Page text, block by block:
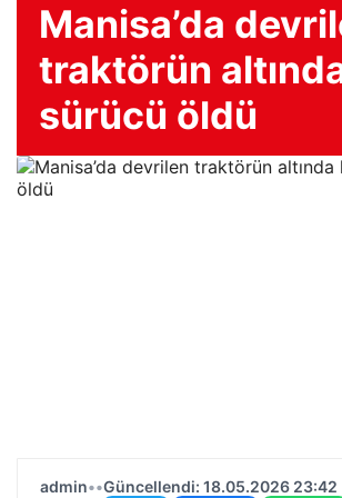
Manisa’da
traktörün
sürücü öldü
admin••Güncellendi: 18.05.2026 23:42